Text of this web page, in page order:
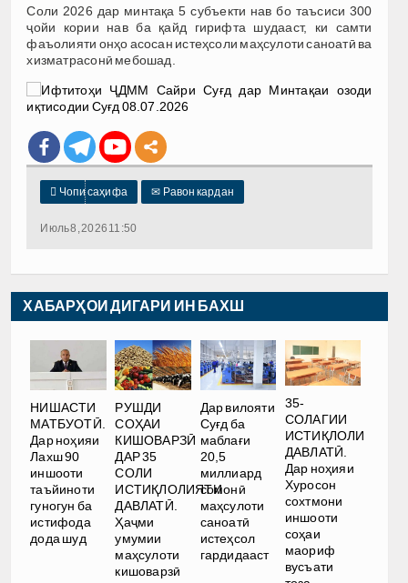
Соли 2026 дар минтақа 5 субъекти нав бо таъсиси 300
ҷойи кории нав ба қайд гирифта шудааст, ки самти
фаъолияти онҳо асосан истеҳсоли маҳсулоти саноатӣ ва
хизматрасонӣ мебошад.
 Чопи саҳифа ✉ Равон кардан
Июль 8, 2026 11:50
ХАБАРҲОИ ДИГАРИ ИН БАХШ
НИШАСТИ
МАТБУОТӢ.
Дар ноҳияи
Лахш 90
иншооти
таъйиноти
гуногун ба
истифода
дода шуд
РУШДИ
СОҲАИ
КИШОВАРЗӢ
ДАР 35
СОЛИ
ИСТИҚЛОЛИЯТИ
ДАВЛАТӢ.
Ҳаҷми
умумии
маҳсулоти
кишоварзӣ
Дар вилояти
Суғд ба
маблағи
20,5
миллиард
сомонӣ
маҳсулоти
саноатӣ
истеҳсол
гардидааст
35-
СОЛАГИИ
ИСТИҚЛОЛИ
ДАВЛАТӢ.
Дар ноҳияи
Хуросон
сохтмони
иншооти
соҳаи
маориф
вусъати